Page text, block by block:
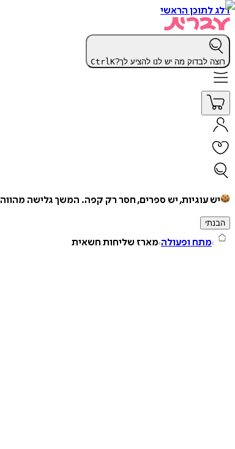
דלג לתוכן הראשי
רוצה לבדוק מה יש לנו להציע לך? CtrlK
יש עוגיות, יש ספרים, חסר רק קפה. המשך גלישה מהווה
הבנתי
מתח ופעולה מארז שליחות חשאית